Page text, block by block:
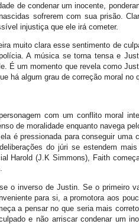
de condenar um inocente,
sofrerem com sua prisão.
injustiça que ele irá cometer.
muito clara esse sentimento de
A música se torna tensa e
É um momento que revela como
há algum grau de correção moral no
com um conflito moral
de moralidade enquanto navega
é pressionada para conseguir uma
do júri se estendem
Harold (J.K Simmons), Faith
o inverso de Justin. Se o primeiro
para si, a promotora aos
a pensar no que seria mais
e não arriscar condenar um